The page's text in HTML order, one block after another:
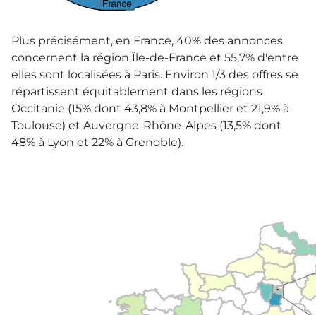
Plus précisément, en France, 40% des annonces
concernent la région Île-de-France et 55,7% d'entre
elles sont localisées à Paris. Environ 1/3 des offres se
répartissent équitablement dans les régions
Occitanie (15% dont 43,8% à Montpellier et 21,9% à
Toulouse) et Auvergne-Rhône-Alpes (13,5% dont
48% à Lyon et 22% à Grenoble).